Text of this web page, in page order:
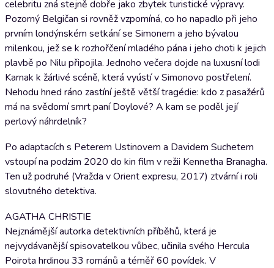
celebritu zná stejně dobře jako zbytek turistické výpravy.
Pozorný Belgičan si rovněž vzpomíná, co ho napadlo při jeho
prvním londýnském setkání se Simonem a jeho bývalou
milenkou, jež se k rozhořčení mladého pána i jeho choti k jejich
plavbě po Nilu připojila. Jednoho večera dojde na luxusní lodi
Karnak k žárlivé scéně, která vyústí v Simonovo postřelení.
Nehodu hned ráno zastíní ještě větší tragédie: kdo z pasažérů
má na svědomí smrt paní Doylové? A kam se poděl její
perlový náhrdelník?
Po adaptacích s Peterem Ustinovem a Davidem Suchetem
vstoupí na podzim 2020 do kin film v režii Kennetha Branagha.
Ten už podruhé (Vražda v Orient expresu, 2017) ztvární i roli
slovutného detektiva.
AGATHA CHRISTIE
Nejznámější autorka detektivních příběhů, která je
nejvydávanější spisovatelkou vůbec, učinila svého Hercula
Poirota hrdinou 33 románů a téměř 60 povídek. V